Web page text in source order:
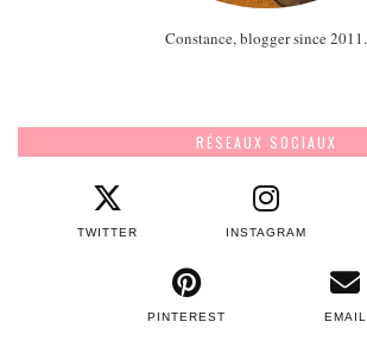
Constance, blogger since 2011.
RÉSEAUX SOCIAUX
TWITTER INSTAGRAM
PINTEREST EMAIL